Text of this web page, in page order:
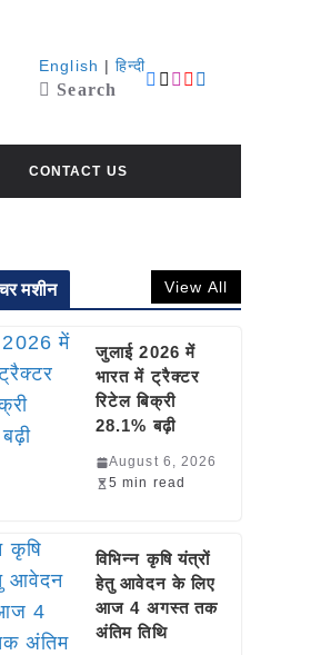
English | हिन्दी
Search
CONTACT US
मशीन View All
जुलाई 2026 में
भारत में ट्रैक्टर
रिटेल बिक्री
28.1% बढ़ी
August 6, 2026
5 min read
विभिन्न कृषि यंत्रों
हेतु आवेदन के लिए
आज 4 अगस्त तक
अंतिम तिथि